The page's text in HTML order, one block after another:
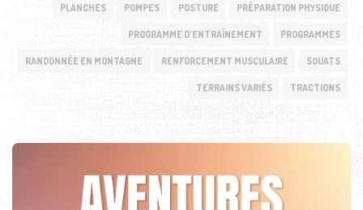
PLANCHES POMPES POSTURE PRÉPARATION PHYSIQUE
PROGRAMME D'ENTRAÎNEMENT PROGRAMMES
RANDONNÉE EN MONTAGNE RENFORCEMENT MUSCULAIRE SQUATS
TERRAINS VARIÉS TRACTIONS